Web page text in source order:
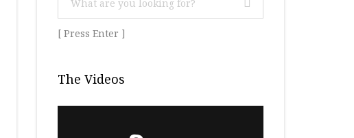
[ Press Enter ]
The Videos